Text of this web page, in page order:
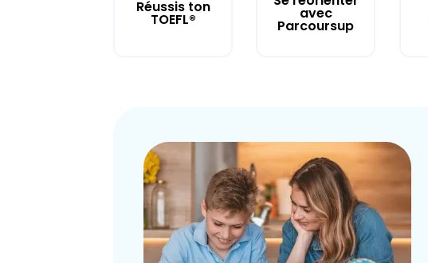
Réussis ton
TOEFL® avec
Parcoursup